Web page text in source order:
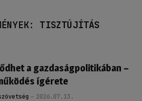
TISZTÚJÍTÁS
a gazdaságpolitikában –
ígérete
2026.07.13.